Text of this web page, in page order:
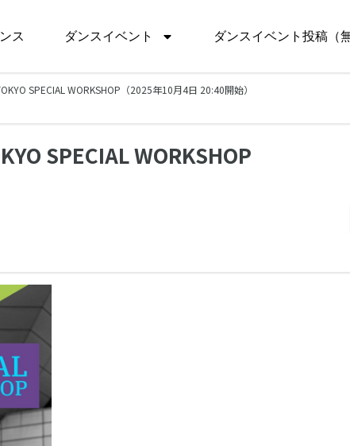
ス ダンスイベント ダンスイベント投稿（無
SPECIAL WORKSHOP（2025年10月4日 20:40開始）
SPECIAL WORKSHOP